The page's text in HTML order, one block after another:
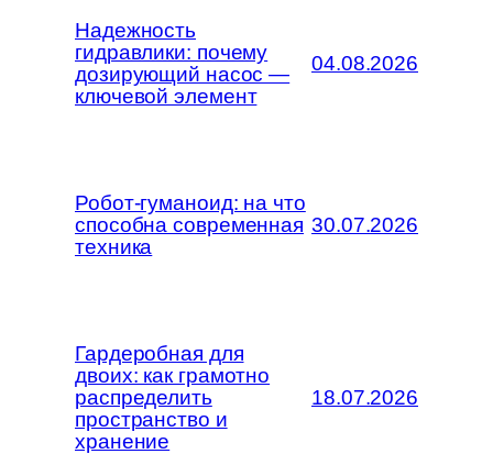
Надежность
гидравлики: почему
дозирующий насос —
ключевой элемент
04.08.2026
Робот-гуманоид: на что
способна современная
техника
30.07.2026
Гардеробная для
двоих: как грамотно
распределить
пространство и
хранение
18.07.2026